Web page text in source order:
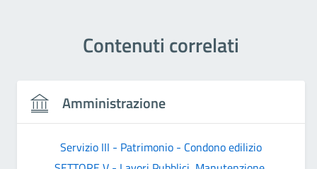
Contenuti correlati
Amministrazione
Servizio III - Patrimonio - Condono edilizio